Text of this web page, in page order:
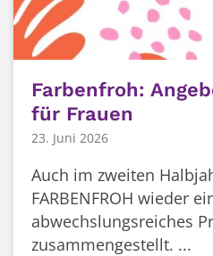
Farbenfroh:
für Frauen
23. Juni 2026
Auch im zweiten
FARBENFROH wieder
abwechslungsreiches
zusammengestellt. ...